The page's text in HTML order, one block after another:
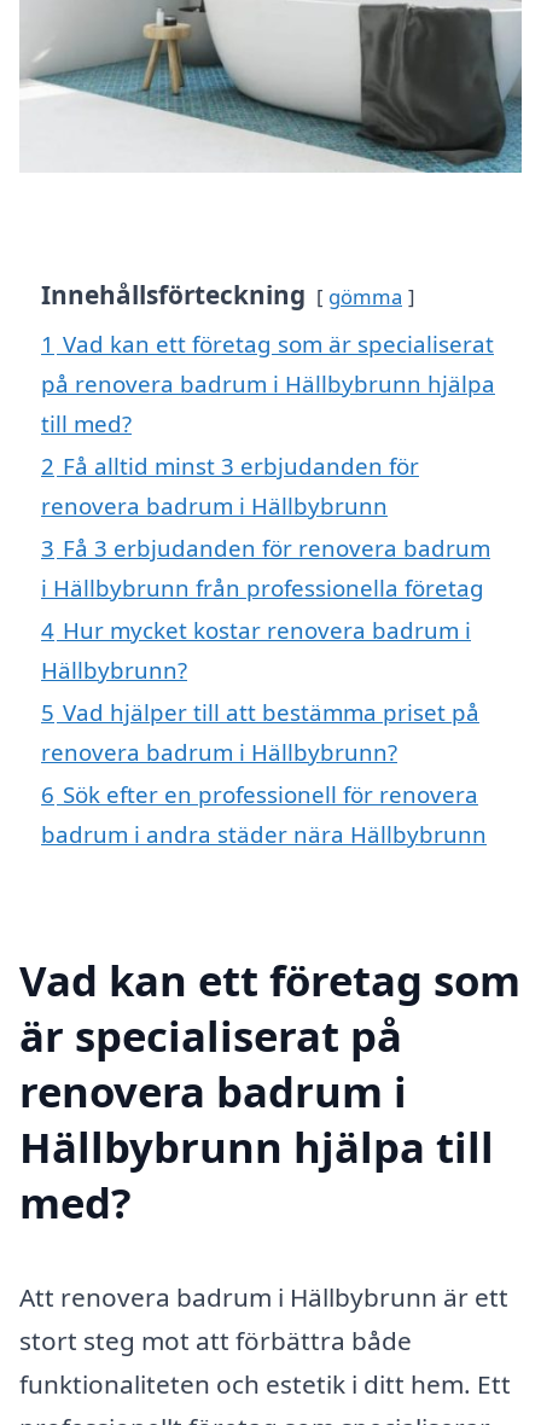
Innehållsförteckning gömma
1 Vad kan ett företag som är specialiserat
på renovera badrum i Hällbybrunn hjälpa
till med?
2 Få alltid minst 3 erbjudanden för
renovera badrum i Hällbybrunn
3 Få 3 erbjudanden för renovera badrum
i Hällbybrunn från professionella företag
4 Hur mycket kostar renovera badrum i
Hällbybrunn?
5 Vad hjälper till att bestämma priset på
renovera badrum i Hällbybrunn?
6 Sök efter en professionell för renovera
badrum i andra städer nära Hällbybrunn
Vad kan ett företag som
är specialiserat på
renovera badrum i
Hällbybrunn hjälpa till
med?
Att renovera badrum i Hällbybrunn är ett
stort steg mot att förbättra både
funktionaliteten och estetik i ditt hem. Ett